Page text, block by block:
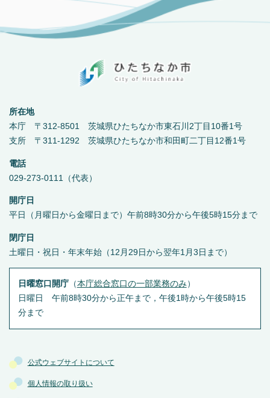
公式ウェブサイトについて
個人情報の取り扱い
所在地
本庁 〒312-8501 茨城県ひたちなか市東石川2丁目10番1号
支所 〒311-1292 茨城県ひたちなか市和田町二丁目12番1号
電話
029-273-0111（代表）
開庁日
平日（月曜日から金曜日まで）午前8時30分から午後5時15分まで
閉庁日
土曜日・祝日・年末年始（12月29日から翌年1月3日まで）
日曜窓口開庁（本庁総合窓口の一部業務のみ ）
日曜日 午前8時30分から正午まで，午後1時から午後5時15
分まで